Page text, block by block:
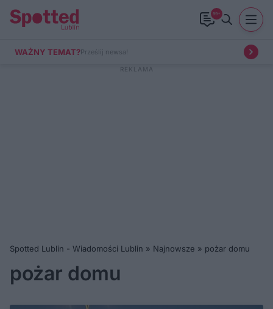
99+
WAŻNY TEMAT?Prześlij newsa!
Spotted Lublin - Wiadomości Lublin » Najnowsze » pożar domu
pożar domu